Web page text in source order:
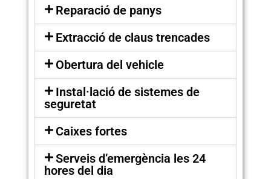
Reparació de panys
Extracció de claus trencades
Obertura del vehicle
Instal·lació de sistemes de
seguretat
Caixes fortes
Serveis d’emergència les 24
hores del dia